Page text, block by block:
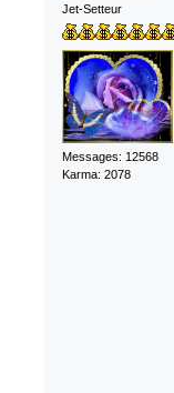
Jet-Setteur
Messages: 12568
Karma: 2078